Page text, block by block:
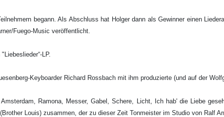
begann. Als Abschluss hat Holger dann als Gewinner einen
Fuego-Music veröffentlicht.
LP.
Keyboarder Richard Rossbach mit ihm produzierte (und auf der
Ramona, Messer, Gabel, Schere, Licht, Ich hab' die Liebe
(Brother Louis) zusammen, der zu dieser Zeit Tonmeister im Studio von Ralf